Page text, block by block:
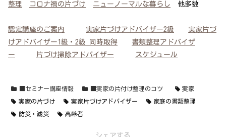
整理
コロナ禍の片づけ ニューノーマルな暮らし 他多数
認定講座のご案内 実家片づけアドバイザー2級
実家片づ
けアドバイザー1級・2級 同時取得
書類整理アドバイザ
ー
片づけ掃除アドバイザー スケジュール
■セミナー講座情報 ■実家の片付け整理のコツ 実家
実家の片づけ 実家片づけアドバイザー 家庭の書類整理
防災・減災 高齢者
シェアする